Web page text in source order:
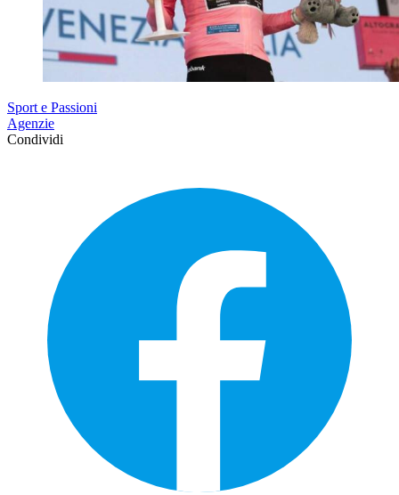
Sport e Passioni
Agenzie
Condividi